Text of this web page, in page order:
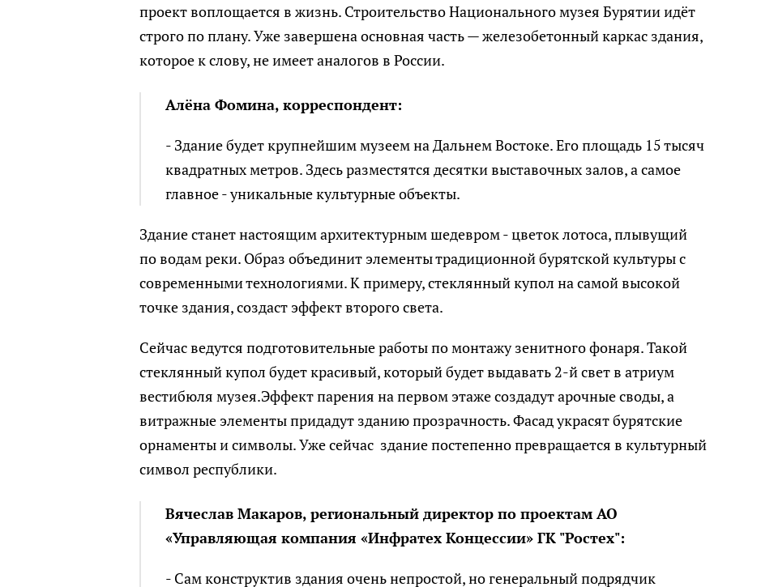
проект воплощается в жизнь. Строительство Национального музея Бурятии идёт
строго по плану. Уже завершена основная часть — железобетонный каркас здания,
которое к слову, не имеет аналогов в России.
Алёна Фомина, корреспондент:
- Здание будет крупнейшим музеем на Дальнем Востоке. Его площадь 15 тысяч
квадратных метров. Здесь разместятся десятки выставочных залов, а самое
главное - уникальные культурные объекты.
Здание станет настоящим архитектурным шедевром - цветок лотоса, плывущий
по водам реки. Образ объединит элементы традиционной бурятской культуры с
современными технологиями. К примеру, стеклянный купол на самой высокой
точке здания, создаст эффект второго света.
Сейчас ведутся подготовительные работы по монтажу зенитного фонаря. Такой
стеклянный купол будет красивый, который будет выдавать 2-й свет в атриум
вестибюля музея.Эффект парения на первом этаже создадут арочные своды, а
витражные элементы придадут зданию прозрачность. Фасад украсят бурятские
орнаменты и символы. Уже сейчас здание постепенно превращается в культурный
символ республики.
Вячеслав Макаров, региональный директор по проектам АО
«Управляющая компания «Инфратех Концессии» ГК "Ростех":
- Сам конструктив здания очень непростой, но генеральный подрядчик